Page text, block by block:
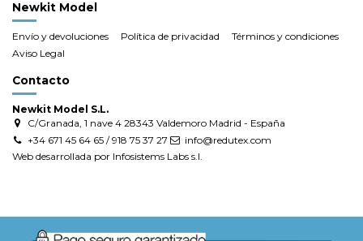
Newkit Model
Envío y devoluciones Política de privacidad
Términos y condiciones
Aviso Legal
Contacto
Newkit Model S.L.
C/Granada, 1 nave 4 28343 Valdemoro Madrid - España
+34 671 45 64 65 / 918 75 37 27
info@redutex.com
Web desarrollada por Infosistems Labs s.l.